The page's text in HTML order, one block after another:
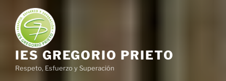
IES GREGORIO PRIETO
Respeto, Esfuerzo y Superación